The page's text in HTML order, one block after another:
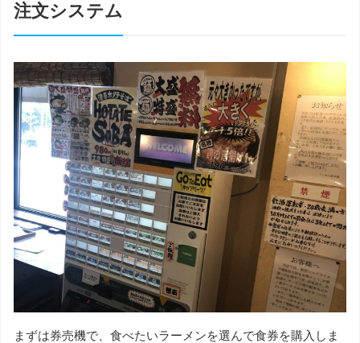
注文システム
まずは券売機で、食べたいラーメンを選んで食券を購入しま